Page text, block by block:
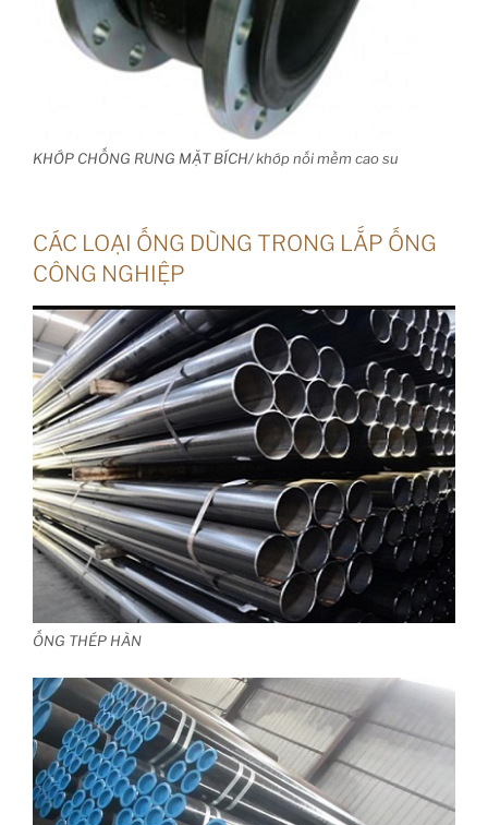
KHỚP CHỐNG RUNG MẶT BÍCH/ khớp nối mềm cao su
CÁC LOẠI ỐNG DÙNG TRONG LẮP ỐNG
CÔNG NGHIỆP
ỐNG THÉP HÀN